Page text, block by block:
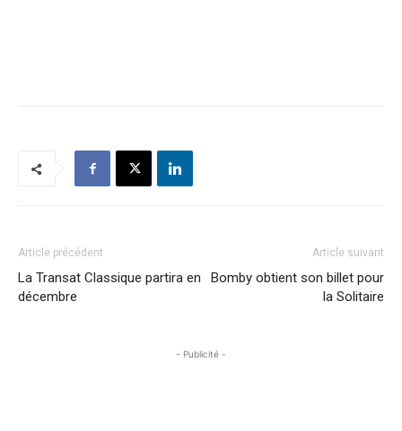
Article précédent
La Transat Classique partira en
décembre
Article suivant
Bomby obtient son billet pour
la Solitaire
- Publicité -